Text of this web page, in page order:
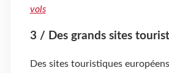
vols
3 / Des grands sites
Des sites touristiques